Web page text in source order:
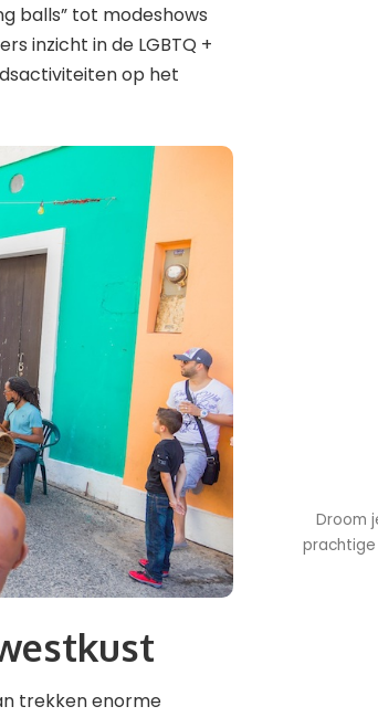
balls” tot modeshows
inzicht in de LGBTQ +
op het
trekken enorme
Droom
prachtige